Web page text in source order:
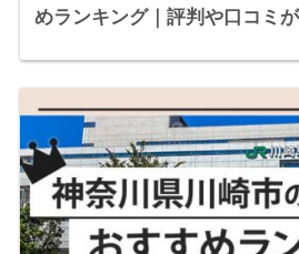
めランキング｜評判や口コミ